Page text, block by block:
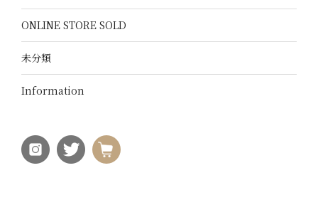
ONLINE STORE SOLD
未分類
Information